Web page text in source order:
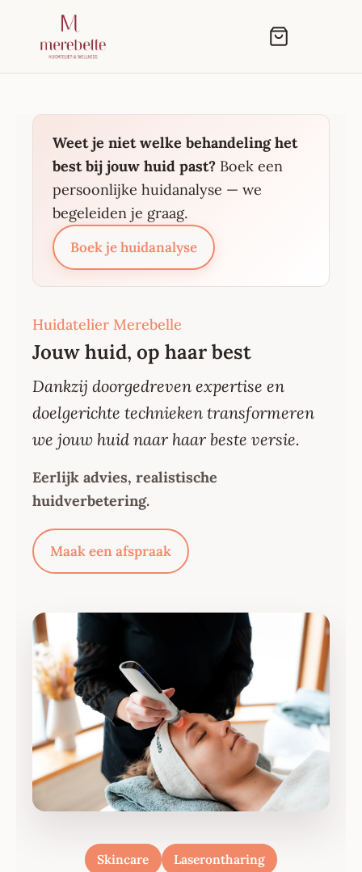
Boeken
Weet je niet welke behandeling het
best bij jouw huid past? Boek een
persoonlijke huidanalyse — we
begeleiden je graag.
Boek je huidanalyse
Huidatelier Merebelle
Jouw huid, op haar best
Dankzij doorgedreven expertise en
doelgerichte technieken transformeren
we jouw huid naar haar beste versie.
Eerlijk advies, realistische
huidverbetering.
Maak een afspraak
Skincare
Laserontharing